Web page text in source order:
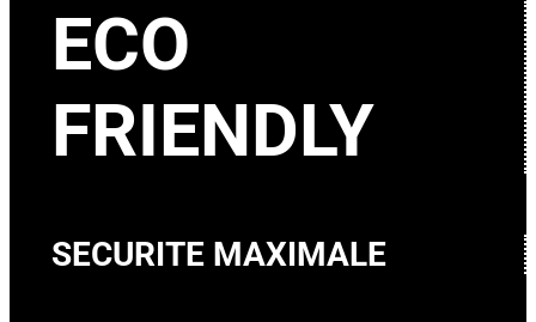
ECO
FRIENDLY
SECURITE MAXIMALE